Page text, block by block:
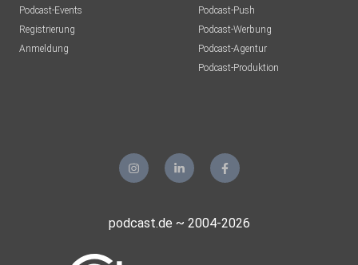
Podcast-Events
Registrierung
Anmeldung
Podcast-Push
Podcast-Werbung
Podcast-Agentur
Podcast-Produktion
podcast.de ~ 2004-2026